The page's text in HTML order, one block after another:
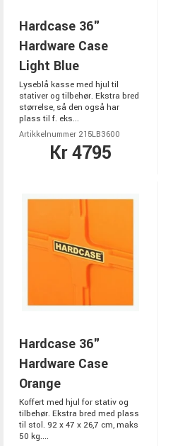
Hardcase 36"
Hardware Case
Light Blue
Lyseblå kasse med hjul til
stativer og tilbehør. Ekstra bred
størrelse, så den også har
plass til f. eks...
Artikkelnummer 215LB3600
Kr 4795
Hardcase 36"
Hardware Case
Orange
Koffert med hjul for stativ og
tilbehør. Ekstra bred med plass
til stol. 92 x 47 x 26,7 cm, maks
50 kg....